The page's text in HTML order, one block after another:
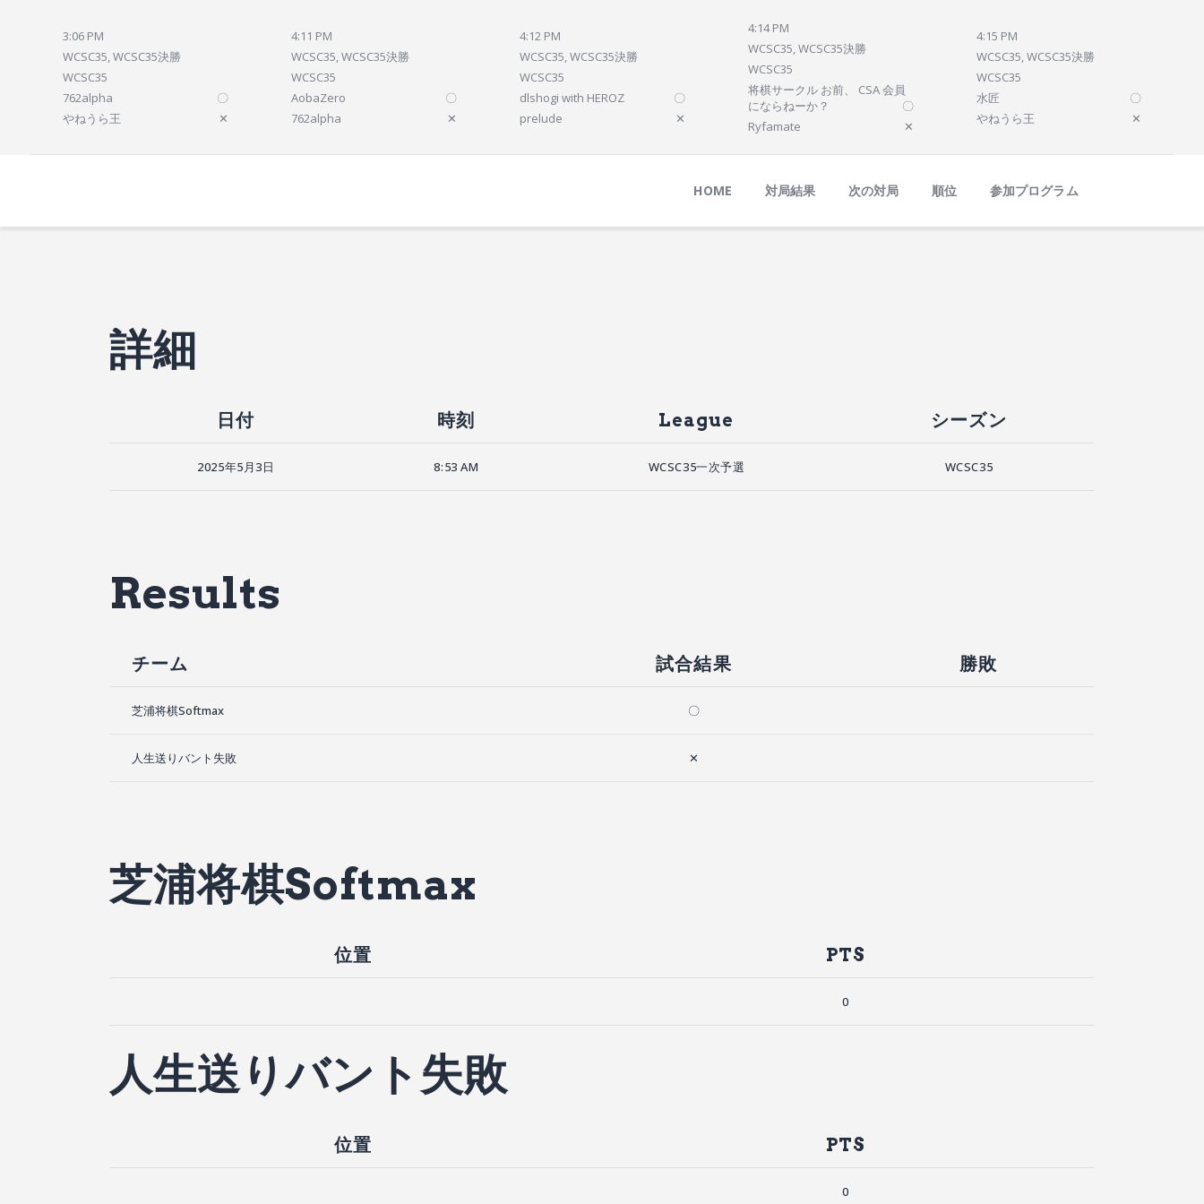
3:06 PM
WCSC35, WCSC35決勝
WCSC35
762alpha
〇
やねうら王
✕
4:11 PM
WCSC35, WCSC35決勝
WCSC35
AobaZero
〇
762alpha
✕
4:12 PM
WCSC35, WCSC35決勝
WCSC35
dlshogi with HEROZ
〇
prelude
✕
4:14 PM
WCSC35, WCSC35決勝
WCSC35
将棋サークル お前、 CSA 会員
にならねーか？
〇
Ryfamate
✕
4:15 PM
WCSC35, WCSC35決勝
WCSC35
水匠
〇
やねうら王
✕
HOME 対局結果 次の対局 順位 参加プログラム
順位
詳細
日付 時刻 League シーズン
2025年5月3日 8:53 AM WCSC35一次予選 WCSC35
Results
チーム 試合結果 勝敗
芝浦将棋Softmax 〇
人生送りバント失敗 ✕
芝浦将棋Softmax
位置 PTS
0
人生送りバント失敗
位置 PTS
0